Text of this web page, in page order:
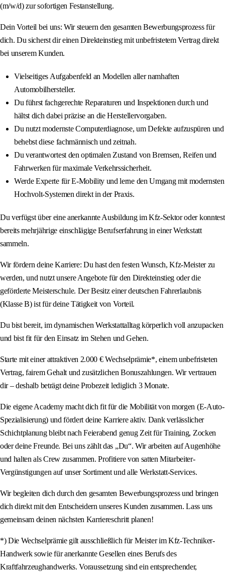
(m/w/d) zur sofortigen Festanstellung.
Dein Vorteil bei uns: Wir steuern den gesamten Bewerbungsprozess für
dich. Du sicherst dir einen Direkteinstieg mit unbefristetem Vertrag direkt
bei unserem Kunden.
Vielseitiges Aufgabenfeld an Modellen aller namhaften
Automobilhersteller.
Du führst fachgerechte Reparaturen und Inspektionen durch und
hältst dich dabei präzise an die Herstellervorgaben.
Du nutzt modernste Computerdiagnose, um Defekte aufzuspüren und
behebst diese fachmännisch und zeitnah.
Du verantwortest den optimalen Zustand von Bremsen, Reifen und
Fahrwerken für maximale Verkehrssicherheit.
Werde Experte für E-Mobility und lerne den Umgang mit modernsten
Hochvolt-Systemen direkt in der Praxis.
Du verfügst über eine anerkannte Ausbildung im Kfz-Sektor oder konntest
bereits mehrjährige einschlägige Berufserfahrung in einer Werkstatt
sammeln.
Wir fördern deine Karriere: Du hast den festen Wunsch, Kfz-Meister zu
werden, und nutzt unsere Angebote für den Direkteinstieg oder die
geförderte Meisterschule. Der Besitz einer deutschen Fahrerlaubnis
(Klasse B) ist für deine Tätigkeit von Vorteil.
Du bist bereit, im dynamischen Werkstattalltag körperlich voll anzupacken
und bist fit für den Einsatz im Stehen und Gehen.
Starte mit einer attraktiven 2.000 € Wechselprämie*, einem unbefristeten
Vertrag, fairem Gehalt und zusätzlichen Bonuszahlungen. Wir vertrauen
dir – deshalb beträgt deine Probezeit lediglich 3 Monate.
Die eigene Academy macht dich fit für die Mobilität von morgen (E-Auto-
Spezialisierung) und fördert deine Karriere aktiv. Dank verlässlicher
Schichtplanung bleibt nach Feierabend genug Zeit für Training, Zocken
oder deine Freunde. Bei uns zählt das „Du“. Wir arbeiten auf Augenhöhe
und halten als Crew zusammen. Profitiere von satten Mitarbeiter-
Vergünstigungen auf unser Sortiment und alle Werkstatt-Services.
Wir begleiten dich durch den gesamten Bewerbungsprozess und bringen
dich direkt mit den Entscheidern unseres Kunden zusammen. Lass uns
gemeinsam deinen nächsten Karriereschritt planen!
*) Die Wechselprämie gilt ausschließlich für Meister im Kfz-Techniker-
Handwerk sowie für anerkannte Gesellen eines Berufs des
Kraftfahrzeughandwerks. Voraussetzung sind ein entsprechender,